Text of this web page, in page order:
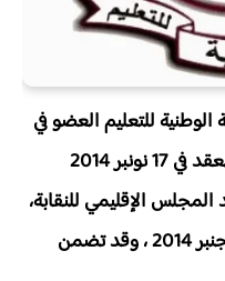
الوطنية للتعليم العضو في
الفيدرالية الديمقراطية للشغل المنعقد في 17 نونبر 2014
المجلس الإقليمي للنقابة،
بسيدي البرنوصي يوم الجمعة 12 دجنبر 2014 ، وقد تضمن